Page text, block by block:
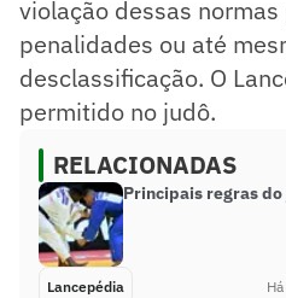
violação dessas
penalidades ou até
desclassificação. O
permitido no judô.
RELACIONADAS
Principais regras
Lancepédia